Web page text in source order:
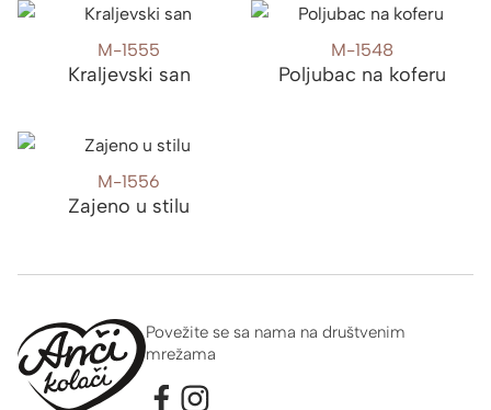
M-1555
Kraljevski san
M-1548
Poljubac na koferu
M-1556
Zajeno u stilu
Povežite se sa nama na društvenim
mrežama